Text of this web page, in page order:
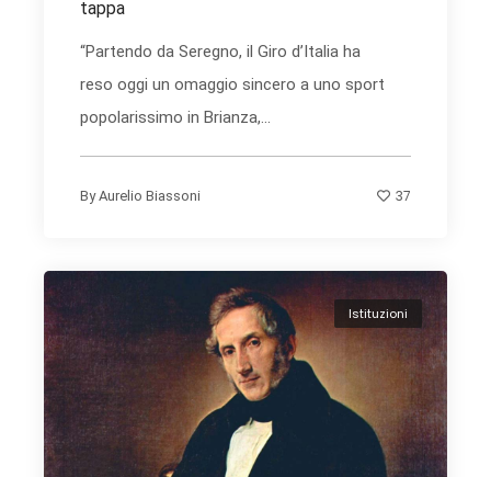
tappa
“Partendo da Seregno, il Giro d’Italia ha
reso oggi un omaggio sincero a uno sport
popolarissimo in Brianza,...
ByAurelio Biassoni 37
Istituzioni